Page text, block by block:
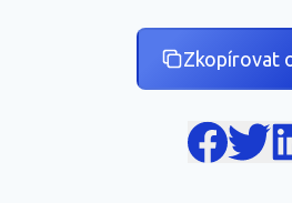
Zkopírovat